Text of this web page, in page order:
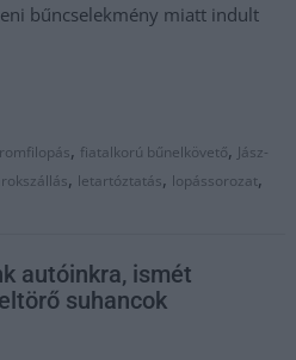
bűncselekmény miatt indult
, fiatalkorú bűnelkövető, Jász-
, letartóztatás, lopássorozat,
autóinkra, ismét
suhancok